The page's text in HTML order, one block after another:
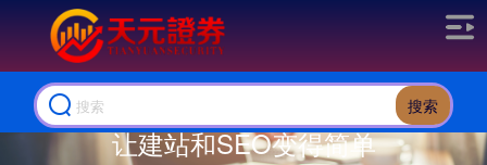
搜索
让建站和SEO变得简单